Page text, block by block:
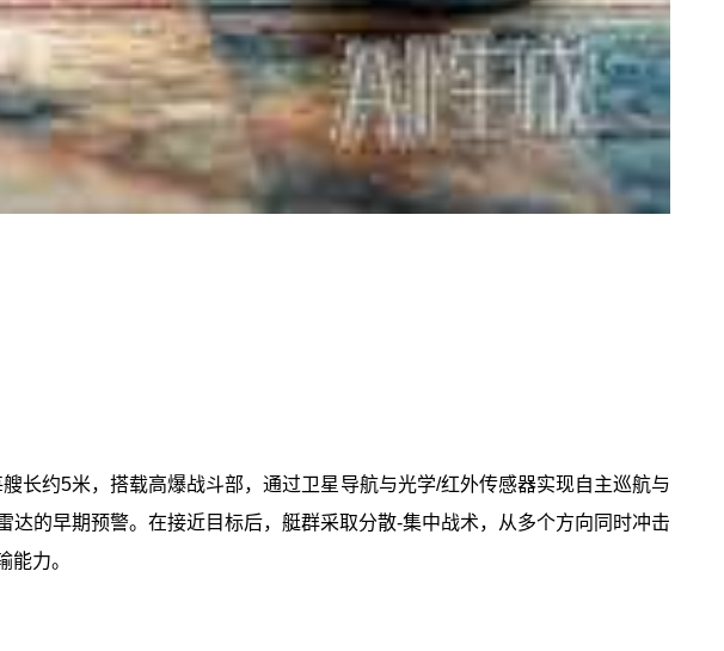
长约5米，搭载高爆战斗部，通过卫星导航与光学/红外传感器实现自主巡航与
的早期预警。在接近目标后，艇群采取分散‑集中战术，从多个方向同时冲击
力。